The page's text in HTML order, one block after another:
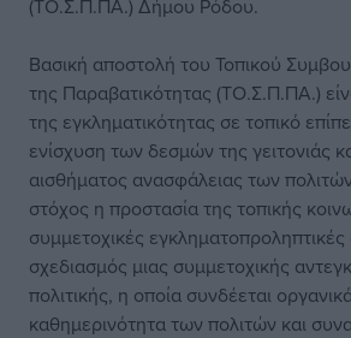
(ΤΟ.Σ.Π.ΠΑ.) Δήμου Ρόδου.
Βασική αποστολή του Τοπικού
της Παραβατικότητας (ΤΟ.Σ.Π.ΠΑ.)
της εγκληματικότητας σε τοπικό
ενίσχυση των δεσμών της γειτονιάς
αισθήματος ανασφάλειας των
στόχος η προστασία της τοπικής
συμμετοχικές εγκληματοπροληπτικές
σχεδιασμός μιας συμμετοχικής
πολιτικής, η οποία συνδέεται
καθημερινότητα των πολιτών και